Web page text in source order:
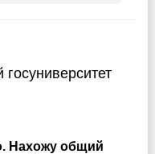
госуниверситет
Нахожу общий